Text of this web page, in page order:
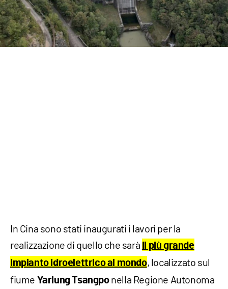
In Cina sono stati inaugurati i lavori per la
realizzazione di quello che sarà il più grande
impianto idroelettrico al mondo, localizzato sul
fiume Yarlung Tsangponella Regione Autonoma